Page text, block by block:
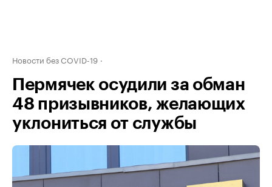
Новости без COVID-19
Пермячек осудили за обман
48 призывников, желающих
уклониться от службы